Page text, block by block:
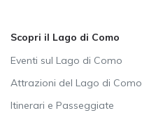
Scopri il Lago di Como
Eventi sul Lago di Como
Attrazioni del Lago di Como
Itinerari e Passeggiate